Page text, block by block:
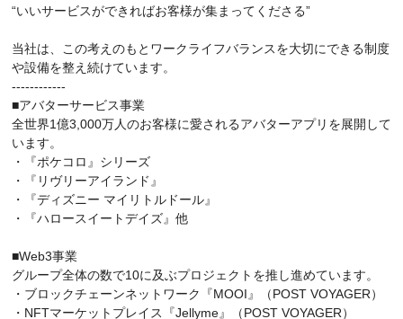
“いいサービスができればお客様が集まってくださる”
当社は、この考えのもとワークライフバランスを大切にできる制度
や設備を整え続けています。
------------
■アバターサービス事業
全世界1億3,000万人のお客様に愛されるアバターアプリを展開して
います。
・『ポケコロ』シリーズ
・『リヴリーアイランド』
・『ディズニー マイリトルドール』
・『ハロースイートデイズ』他
■Web3事業
グループ全体の数で10に及ぶプロジェクトを推し進めています。
・ブロックチェーンネットワーク『MOOI』（POST VOYAGER）
・NFTマーケットプレイス『Jellyme』（POST VOYAGER）